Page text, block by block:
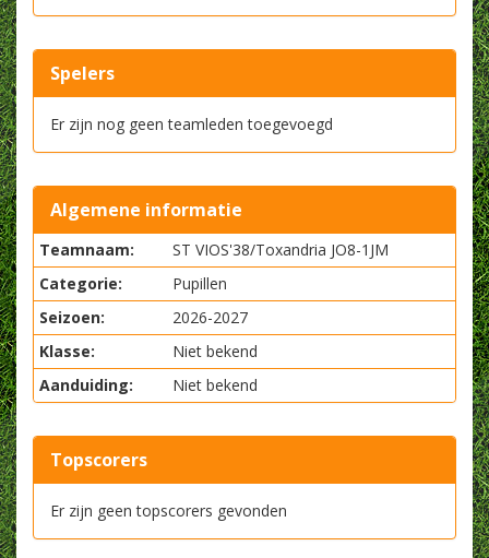
Spelers
Er zijn nog geen teamleden toegevoegd
Algemene informatie
Teamnaam:
ST VIOS'38/Toxandria JO8-1JM
Categorie:
Pupillen
Seizoen:
2026-2027
Klasse:
Niet bekend
Aanduiding:
Niet bekend
Topscorers
Er zijn geen topscorers gevonden